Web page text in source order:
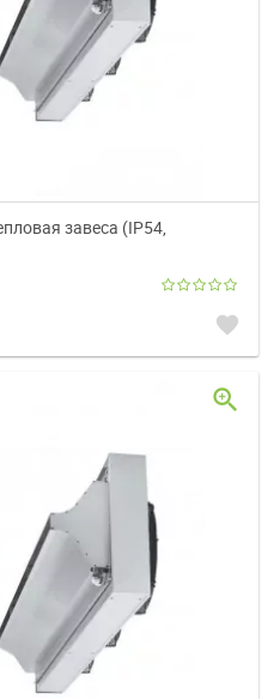
завеса (IP54,
favorite
zoom_in